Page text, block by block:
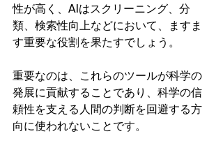
性が高く、AIはスクリーニング、分
類、検索性向上などにおいて、ますま
す重要な役割を果たすでしょう。
重要なのは、これらのツールが科学の
発展に貢献することであり、科学の信
頼性を支える人間の判断を回避する方
向に使われないことです。